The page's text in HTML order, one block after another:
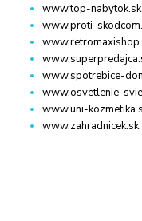
www.top-nabytok.sk
www.proti-
www.spotrebice-
www.osvetlenie-
www.uni-
www.zahradnicek.sk